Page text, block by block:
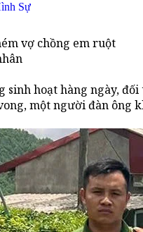
Sự
vợ chồng em ruột
sinh hoạt hàng ngày,
một người đàn ông